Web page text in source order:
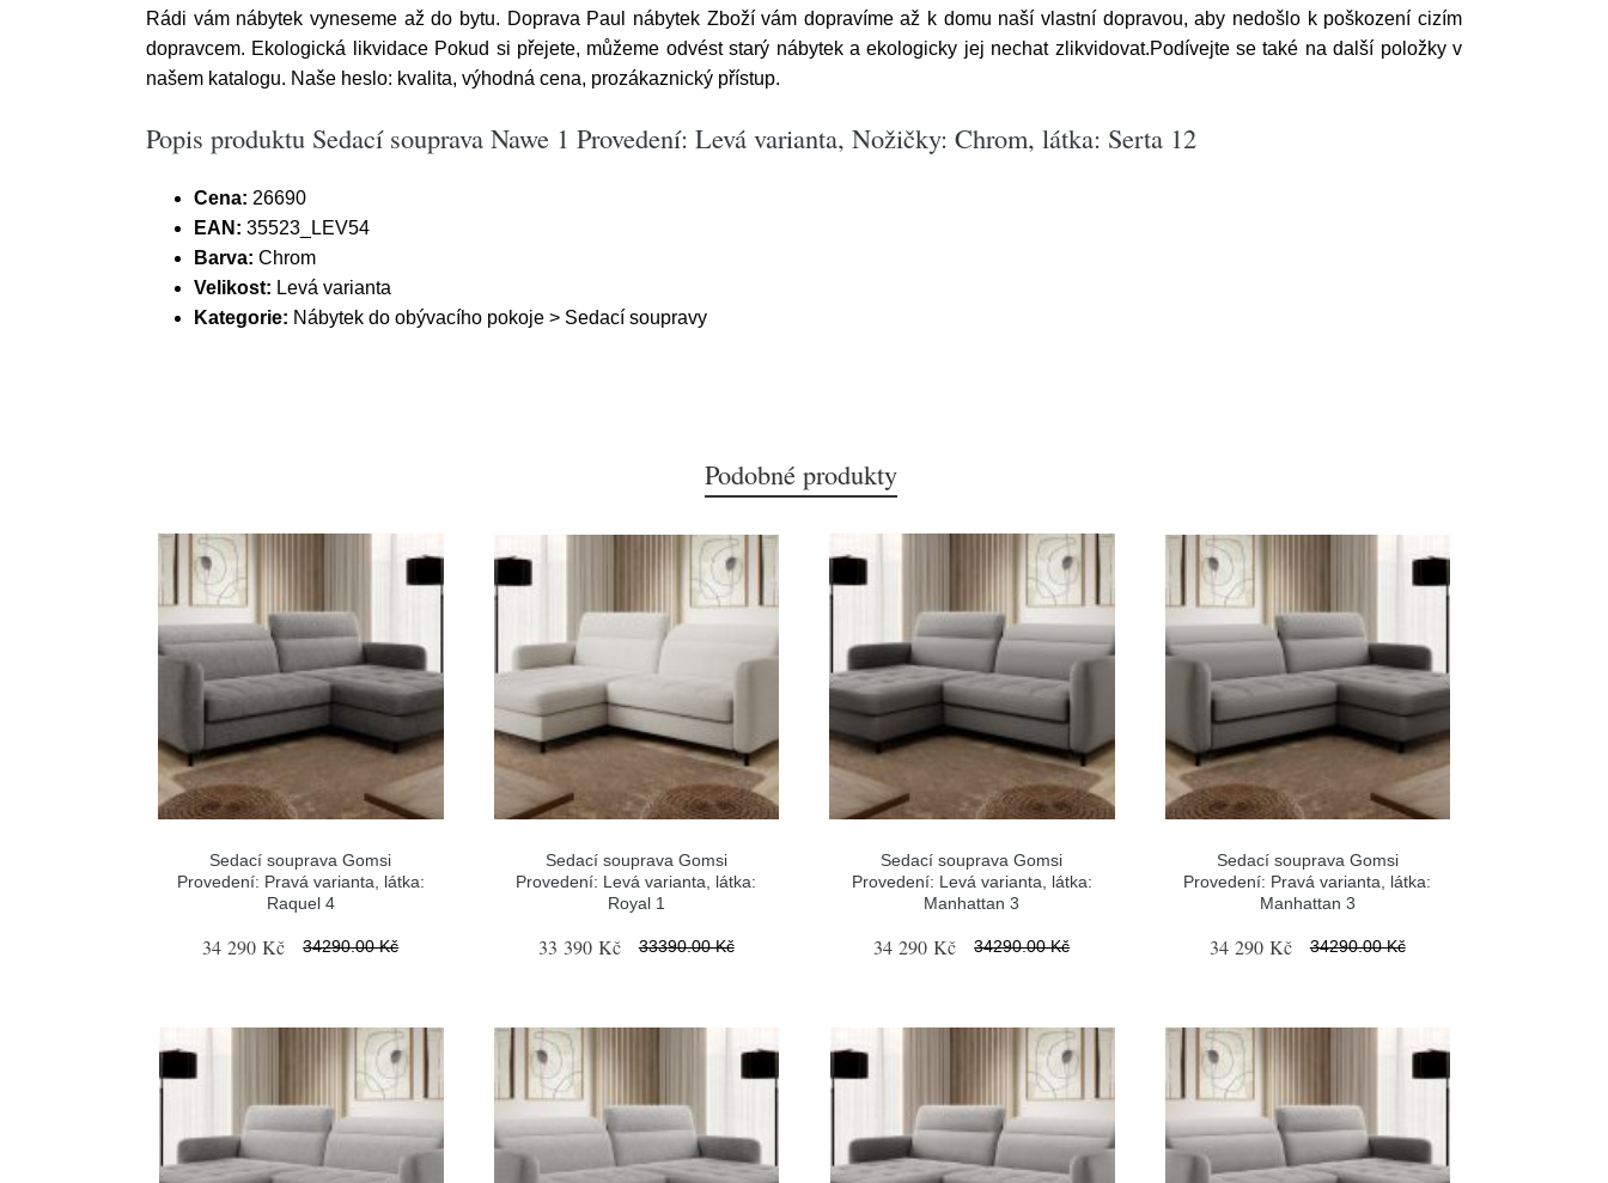
Rádi vám nábytek vyneseme až do bytu. Doprava Paul nábytek Zboží vám dopravíme až k domu naší vlastní dopravou, aby nedošlo k poškození cizím
dopravcem. Ekologická likvidace Pokud si přejete, můžeme odvést starý nábytek a ekologicky jej nechat zlikvidovat.Podívejte se také na další položky v
našem katalogu. Naše heslo: kvalita, výhodná cena, prozákaznický přístup.
Popis produktu Sedací souprava Nawe 1 Provedení: Levá varianta, Nožičky: Chrom, látka: Serta 12
Cena: 26690
EAN: 35523_LEV54
Barva: Chrom
Velikost: Levá varianta
Kategorie: Nábytek do obývacího pokoje > Sedací soupravy
Podobné produkty
Sedací souprava Gomsi
Provedení: Pravá varianta, látka:
Raquel 4
34 290 Kč 34290.00 Kč
Sedací souprava Gomsi
Provedení: Levá varianta, látka:
Royal 1
33 390 Kč 33390.00 Kč
Sedací souprava Gomsi
Provedení: Levá varianta, látka:
Manhattan 3
34 290 Kč 34290.00 Kč
Sedací souprava Gomsi
Provedení: Pravá varianta, látka:
Manhattan 3
34 290 Kč 34290.00 Kč